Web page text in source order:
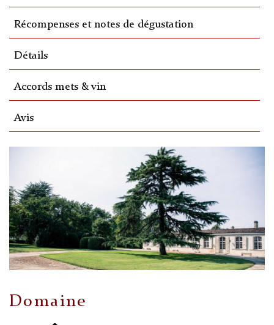
Récompenses et notes de dégustation
Détails
Accords mets & vin
Avis
Domaine